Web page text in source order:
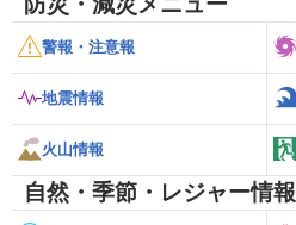
警報・注意報
地震情報
火山情報
自然・季節・レジャー情報